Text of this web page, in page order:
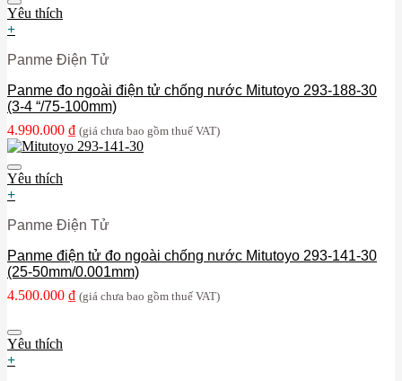
Yêu thích
+
Panme Điện Tử
Panme đo ngoài điện tử chống nước Mitutoyo 293-188-30
(3-4 “/75-100mm)
4.990.000 ₫ (giá chưa bao gồm thuế VAT)
Yêu thích
+
Panme Điện Tử
Panme điện tử đo ngoài chống nước Mitutoyo 293-141-30
(25-50mm/0.001mm)
4.500.000 ₫ (giá chưa bao gồm thuế VAT)
Yêu thích
+